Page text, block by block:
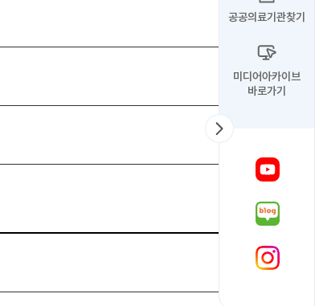
공공의료기관찾기
미디어아카이브
바로가기